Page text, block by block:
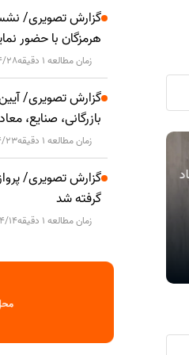
اقتصادی
مهلت ارائه اظهارنامه
مالیات‌های مستقیم تا پایان
تمدید شد
گزارش تصویری/
هرمزگان با حضور
زمان مطالعه 1 دقیقه 28
گزارش تصویری/ آیین
بازرگانی، صنایع،
زمان مطالعه 1 دقیقه 23
گزارش تصویری/
گرفته شد
زمان مطالعه 1 دقیقه 14